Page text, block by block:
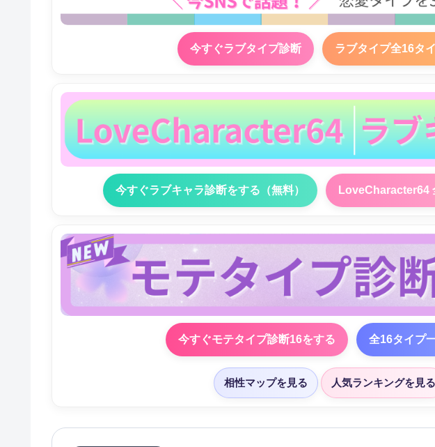
今すぐラブタイプ診断 ラブタイプ全16タ
今すぐラブキャラ診断をする（無料） LoveCharacter64
今すぐモテタイプ診断16をする 全16タイプ
相性マップを見る 人気ランキングを見る